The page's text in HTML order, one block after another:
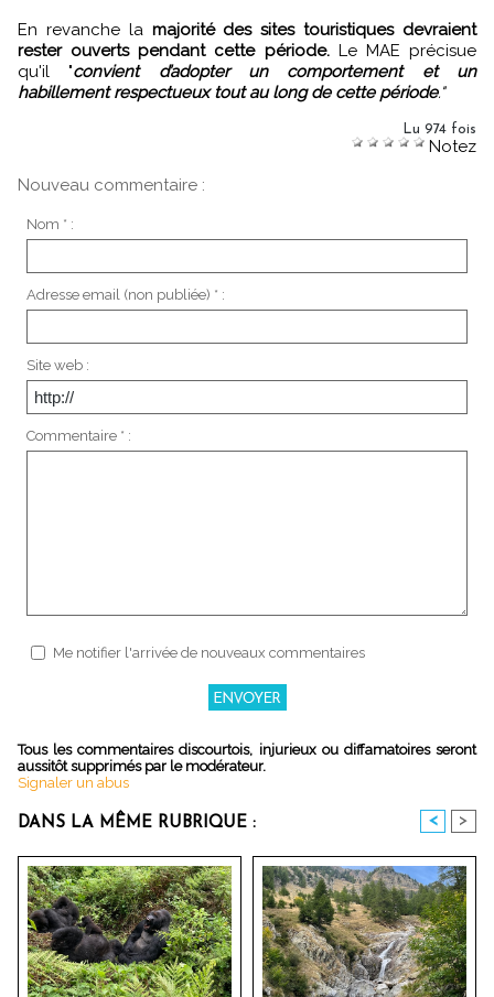
En revanche la majorité des sites touristiques devraient
rester ouverts pendant cette période.Le MAE précisue
qu'il "convient d’adopter un comportement et un
habillement respectueux tout au long de cette période."
Lu 974 fois
Notez
Nouveau commentaire :
Nom * :
Adresse email (non publiée) * :
Site web :
Commentaire * :
Me notifier l'arrivée de nouveaux commentaires
Tous les commentaires discourtois, injurieux ou diffamatoires seront
aussitôt supprimés par le modérateur.
Signaler un abus
DANS LA MÊME RUBRIQUE : < >